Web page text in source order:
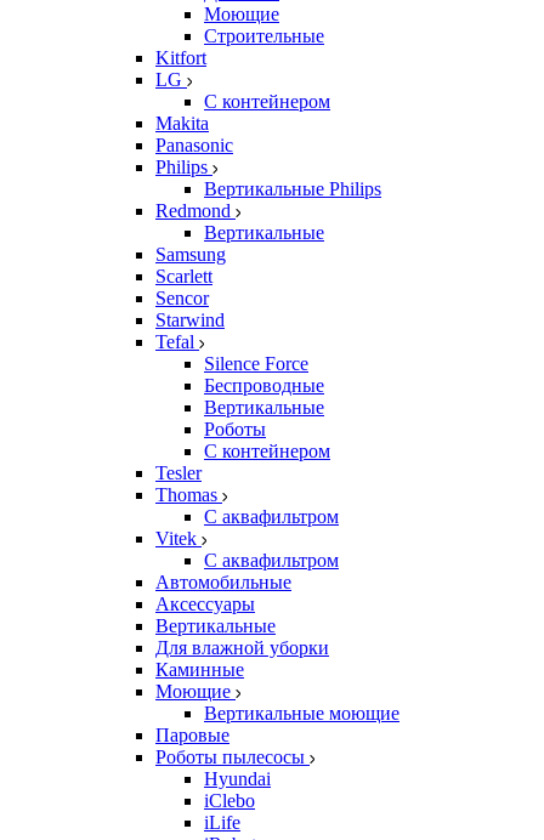
Моющие
Строительные
Kitfort
LG
С контейнером
Makita
Panasonic
Philips
Вертикальные Philips
Redmond
Вертикальные
Samsung
Scarlett
Sencor
Starwind
Tefal
Silence Force
Беспроводные
Вертикальные
Роботы
С контейнером
Tesler
Thomas
С аквафильтром
Vitek
С аквафильтром
Автомобильные
Аксессуары
Вертикальные
Для влажной уборки
Каминные
Моющие
Вертикальные моющие
Паровые
Роботы пылесосы
Hyundai
iClebo
iLife